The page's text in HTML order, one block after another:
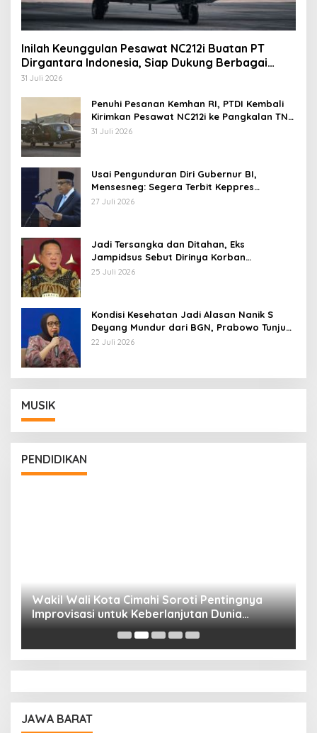
Inilah Keunggulan Pesawat NC212i Buatan PT
Dirgantara Indonesia, Siap Dukung Berbagai
Operasi TNI
31 Juli 2026
Penuhi Pesanan Kemhan RI, PTDI Kembali
Kirimkan Pesawat NC212i ke Pangkalan TNI
AU
31 Juli 2026
Usai Pengunduran Diri Gubernur BI,
Mensesneg: Segera Terbit Keppres
Pemberhentian dengan Hormat
27 Juli 2026
Jadi Tersangka dan Ditahan, Eks
Jampidsus Sebut Dirinya Korban
Kriminalisasi
25 Juli 2026
Kondisi Kesehatan Jadi Alasan Nanik S
Deyang Mundur dari BGN, Prabowo Tunjuk
Wamentan Sudaryono
22 Juli 2026
MUSIK
PENDIDIKAN
Wakil Wali Kota Cimahi Soroti Pentingnya
Improvisasi untuk Keberlanjutan Dunia
Pendidikan
JAWA BARAT